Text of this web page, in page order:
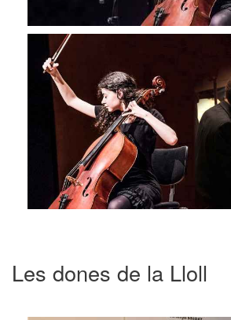
Les dones de la Lloll